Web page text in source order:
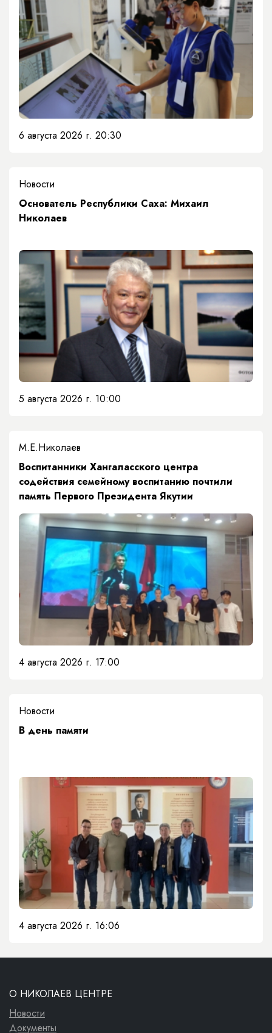
6 августа 2026 г. 20:30
Новости
Основатель Республики Саха: Михаил
Николаев
5 августа 2026 г. 10:00
М.Е.Николаев
​Воспитанники Хангаласского центра
содействия семейному воспитанию почтили
память Первого Президента Якутии
4 августа 2026 г. 17:00
Новости
​В день памяти
4 августа 2026 г. 16:06
О НИКОЛАЕВ ЦЕНТРЕ
Новости
Документы